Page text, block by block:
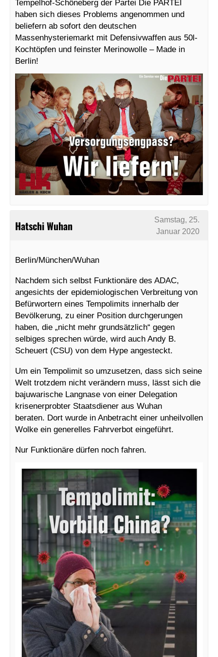
Tempelhof-Schöneberg der Partei Die PARTEI
haben sich dieses Problems angenommen und
beliefern ab sofort den deutschen
Massenhysteriemarkt mit Defensivwaffen aus 50l-
Kochtöpfen und feinster Merinowolle – Made in
Berlin!
Hatschi Wuhan
Samstag, 25.
Januar 2020
Berlin/München/Wuhan
Nachdem sich selbst Funktionäre des ADAC,
angesichts der epidemiologischen Verbreitung von
Befürwortern eines Tempolimits innerhalb der
Bevölkerung, zu einer Position durchgerungen
haben, die „nicht mehr grundsätzlich“ gegen
selbiges sprechen würde, wird auch Andy B.
Scheuert (CSU) von dem Hype angesteckt.
Um ein Tempolimit so umzusetzen, dass sich seine
Welt trotzdem nicht verändern muss, lässt sich die
bajuwarische Langnase von einer Delegation
krisenerprobter Staatsdiener aus Wuhan
beraten. Dort wurde in Anbetracht einer unheilvollen
Wolke ein generelles Fahrverbot eingeführt.
Nur Funktionäre dürfen noch fahren.